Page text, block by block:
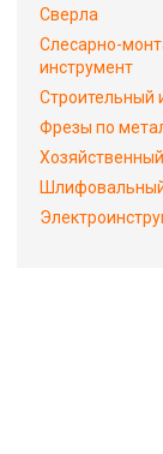
Сверла
Слесарно-
инструмент
Строительный
Фрезы по